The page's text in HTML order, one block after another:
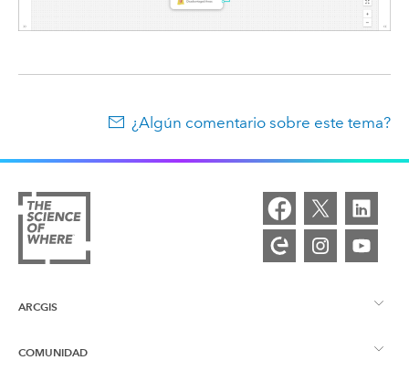
¿Algún comentario sobre este tema?
ARCGIS
Descripción general de ArcGIS
COMUNIDAD